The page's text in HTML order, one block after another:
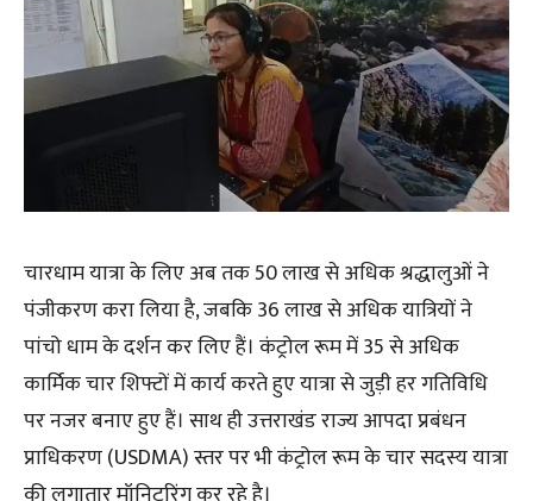
चारधाम यात्रा के लिए अब तक 50 लाख से अधिक श्रद्धालुओं ने
पंजीकरण करा लिया है, जबकि 36 लाख से अधिक यात्रियों ने
पांचो धाम के दर्शन कर लिए हैं। कंट्रोल रूम में 35 से अधिक
कार्मिक चार शिफ्टों में कार्य करते हुए यात्रा से जुड़ी हर गतिविधि
पर नजर बनाए हुए हैं। साथ ही उत्तराखंड राज्य आपदा प्रबंधन
प्राधिकरण (USDMA) स्तर पर भी कंट्रोल रूम के चार सदस्य यात्रा